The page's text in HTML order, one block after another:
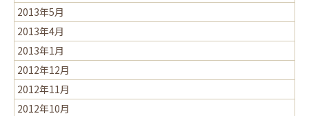
2013年5月
2013年4月
2013年1月
2012年12月
2012年11月
2012年10月